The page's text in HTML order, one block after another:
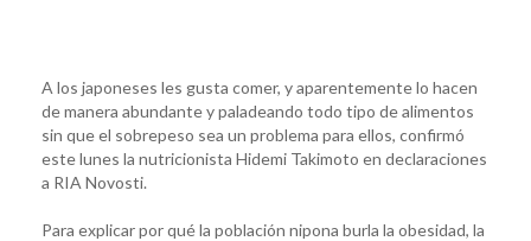
A los japoneses les gusta comer, y aparentemente lo hacen
de manera abundante y paladeando todo tipo de alimentos
sin que el sobrepeso sea un problema para ellos, confirmó
este lunes la nutricionista Hidemi Takimoto en declaraciones
a RIA Novosti.
Para explicar por qué la población nipona burla la obesidad, la